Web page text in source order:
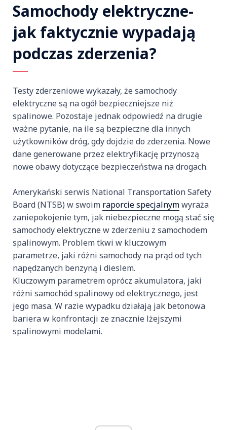
Samochody elektryczne-
jak faktycznie wypadają
podczas zderzenia?
Testy zderzeniowe wykazały, że samochody
elektryczne są na ogół bezpieczniejsze niż
spalinowe. Pozostaje jednak odpowiedź na drugie
ważne pytanie, na ile są bezpieczne dla innych
użytkowników dróg, gdy dojdzie do zderzenia. Nowe
dane generowane przez elektryfikację przynoszą
nowe obawy dotyczące bezpieczeństwa na drogach.
Amerykański serwis National Transportation Safety
Board (NTSB) w swoim raporcie specjalnymwyraża
zaniepokojenie tym, jak niebezpieczne mogą stać się
samochody elektryczne w zderzeniu z samochodem
spalinowym. Problem tkwi w kluczowym
parametrze, jaki różni samochody na prąd od tych
napędzanych benzyną i dieslem.
Kluczowym parametrem oprócz akumulatora, jaki
różni samochód spalinowy od elektrycznego, jest
jego masa. W razie wypadku działają jak betonowa
bariera w konfrontacji ze znacznie lżejszymi
spalinowymi modelami.